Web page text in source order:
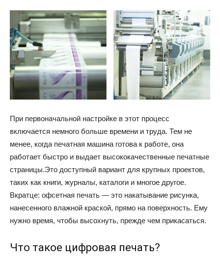
При первоначальной настройке в этот процесс
включается немного больше времени и труда. Тем не
менее, когда печатная машина готова к работе, она
работает быстро и выдает высококачественные печатные
страницы.Это доступный вариант для крупных проектов,
таких как книги, журналы, каталоги и многое другое.
Вкратце: офсетная печать — это накатывание рисунка,
нанесенного влажной краской, прямо на поверхность. Ему
нужно время, чтобы высохнуть, прежде чем прикасаться.
Что такое цифровая печать?